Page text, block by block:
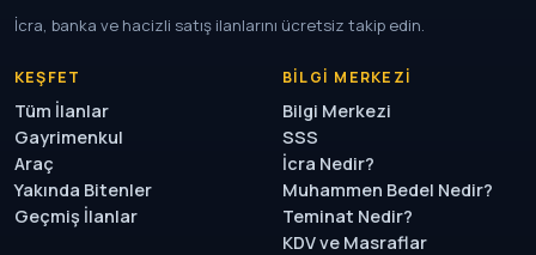
İcra, banka ve hacizli satış ilanlarını ücretsiz takip edin.
KEŞFET
Tüm İlanlar
Gayrimenkul
Araç
Yakında Bitenler
Geçmiş İlanlar
BILGI MERKEZI
Bilgi Merkezi
SSS
İcra Nedir?
Muhammen Bedel Nedir?
Teminat Nedir?
KDV ve Masraflar